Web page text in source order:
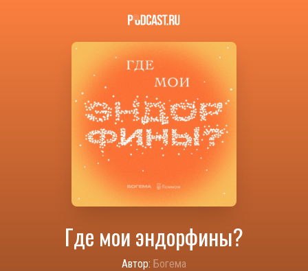
Где мои эндорфины?
Автор: Богема